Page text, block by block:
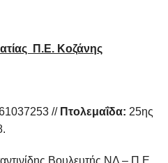
Π.Ε. Κοζάνης
// Πτολεμαΐδα: 25ης